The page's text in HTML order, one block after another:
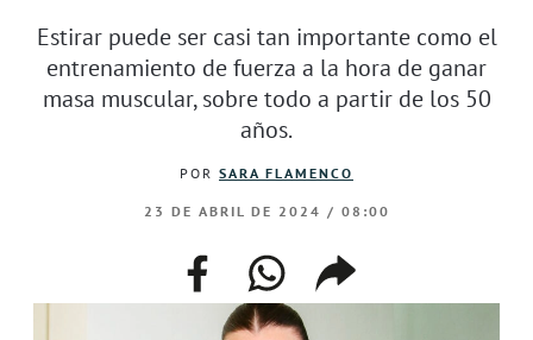
Estirar puede ser casi tan importante como el
entrenamiento de fuerza a la hora de ganar
masa muscular, sobre todo a partir de los 50
años.
POR SARA FLAMENCO
23 DE ABRIL DE 2024 / 08:00
facebookwhatsappcompartir
enlace